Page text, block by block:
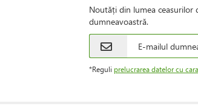
Noutăți din lumea ceasurilor
dumneavoastră.
*Reguli prelucrarea datelor cu